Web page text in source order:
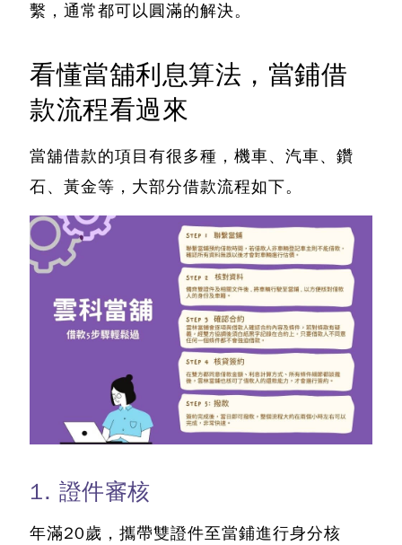
繫，通常都可以圓滿的解決。
看懂當舖利息算法，當鋪借
款流程看過來
當舖借款的項目有很多種，機車、汽車、鑽
石、黃金等，大部分借款流程如下。
1. 證件審核
年滿20歲，攜帶雙證件至當鋪進行身分核